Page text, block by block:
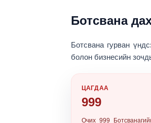
Ботсвана
Ботсвана гурван
болон бизнесийн
ЦАГДАА
999
Очих 999